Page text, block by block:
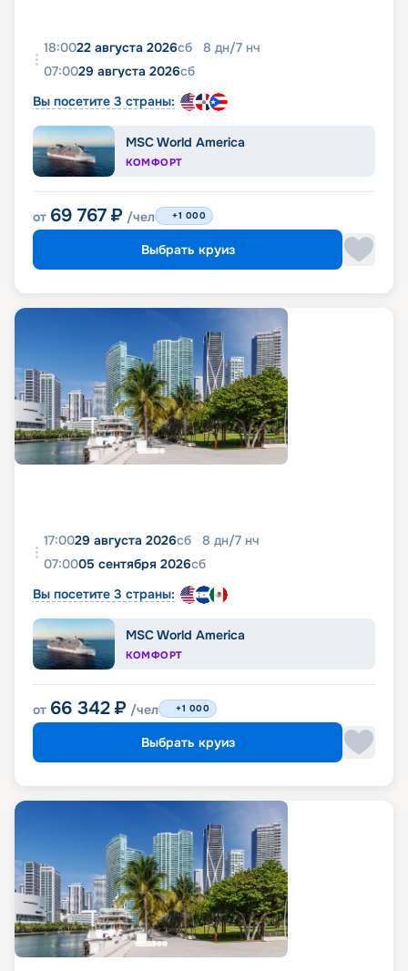
18:0022 августа 2026сб 8 дн/7 нч
07:0029 августа 2026сб
Вы посетите 3 страны:
MSC World America
КОМФОРТ
от 69 767 ₽ /чел +1 000
Выбрать круиз
17:0029 августа 2026сб 8 дн/7 нч
07:0005 сентября 2026сб
Вы посетите 3 страны:
MSC World America
КОМФОРТ
от 66 342 ₽ /чел +1 000
Выбрать круиз